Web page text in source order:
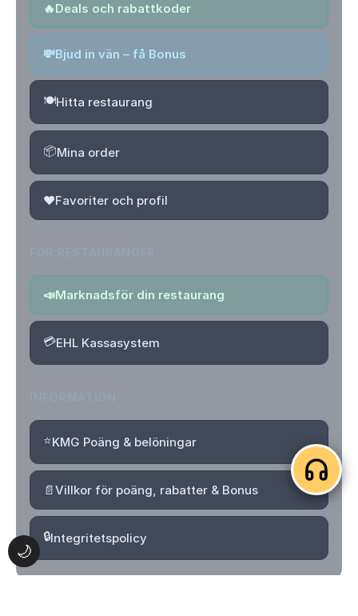
🌙
🔥Deals och rabattkoder
💸Bjud in vän – få Bonus
🍽️Hitta restaurang
📦Mina order
❤️Favoriter och profil
📣Marknadsför din restaurang
💳EHL Kassasystem
⭐KMG Poäng & belöningar
📄Villkor för poäng, rabatter & Bonus
🔒Integritetspolicy